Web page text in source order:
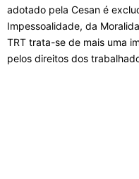
adotado pela Cesan é
Impessoalidade, da
TRT trata-se de mais uma
pelos direitos dos